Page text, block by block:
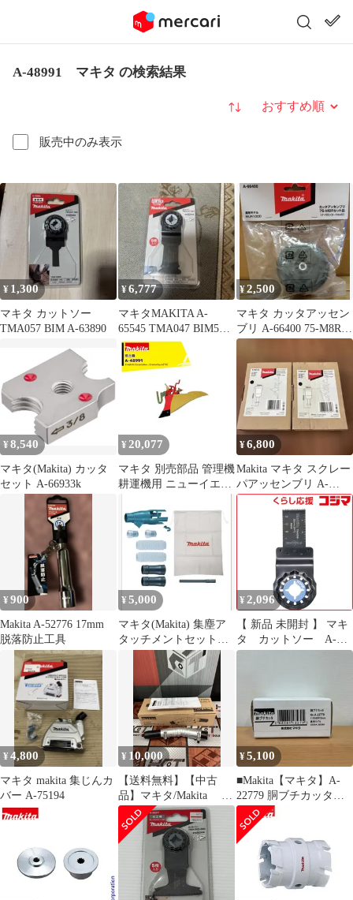
A-48991 マキタ の検索結果
販売中のみ表示
並び替え
¥ 1,300
マキタ カットソー
TMA057 BIM A-63890
¥6,777
マキタMAKITA A-
65545 TMA047 BIM5枚
入
¥2,500
マキタ カッタアッセン
ブリ A-66400 75-M8Rセ
ット品 MUR100D
¥8,540
マキタ(Makita) カッタ
セット A-66933k
¥ 20,077
マキタ 別売部品 管理機
耕運機用 ニューイエロ
48991
¥6,800
Makita マキタ スクレー
パアッセンブリ A-
68155 2個セット
¥900
Makita A-52776 17mm
脱落防止工具
¥ 5,000
マキタ(Makita) 集塵ア
タッチメントセット品
196860-7
¥ 2,096
【 新品 未開封 】 マキ
タ カットソー A-
63909 未使用 送料無料
¥4,800
マキタ makita 集じんカ
バー A-75194
¥ 10,000
【送料無料】【中古
品】マキタ/Makita A-
75079 角度変更アタ
ッチメント【ハンズク
ラフト島根出雲】
¥5,100
■Makita【マキタ】A-
22779 胴ブチカッタ
A25-3073、A25-3074